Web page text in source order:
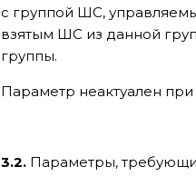
с группой ШС,
взятым ШС из данной
группы.
Параметр неактуален
3.2. Параметры,